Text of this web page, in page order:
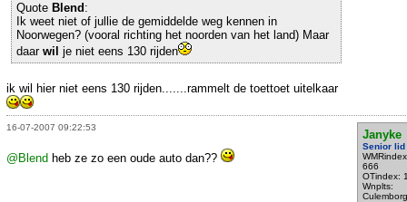
Quote Blend :
Ik weet niet of jullie de gemiddelde weg kennen in
Noorwegen? (vooral richting het noorden van het land) Maar
daar wil je niet eens 130 rijden
ik wil hier niet eens 130 rijden.......rammelt de toettoet uitelkaar
16-07-2007 09:22:53
Janyke
Senior lid
666
OTindex:
Wnplts:
Culemborg
@Blend heb ze zo een oude auto dan??